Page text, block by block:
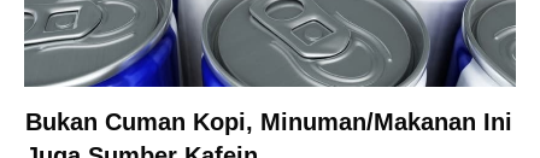
Bukan Cuman Kopi, Minuman/Makanan Ini